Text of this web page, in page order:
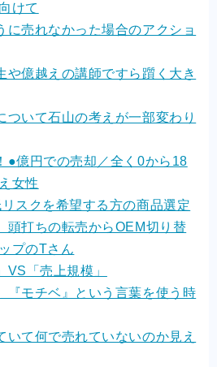
けて
に売れなかった場合のアクショ
や億越えの講師ですら躓く大き
ついて石山の考えが一部変わり
●億円での売却／全く0から18
女性
リスクを希望する方の商品選定
頭打ちの転売からOEM切り替
プのTさん
VS「売上規模」
『モチベ』という言葉を使う時
いて何で売れていないのか見え